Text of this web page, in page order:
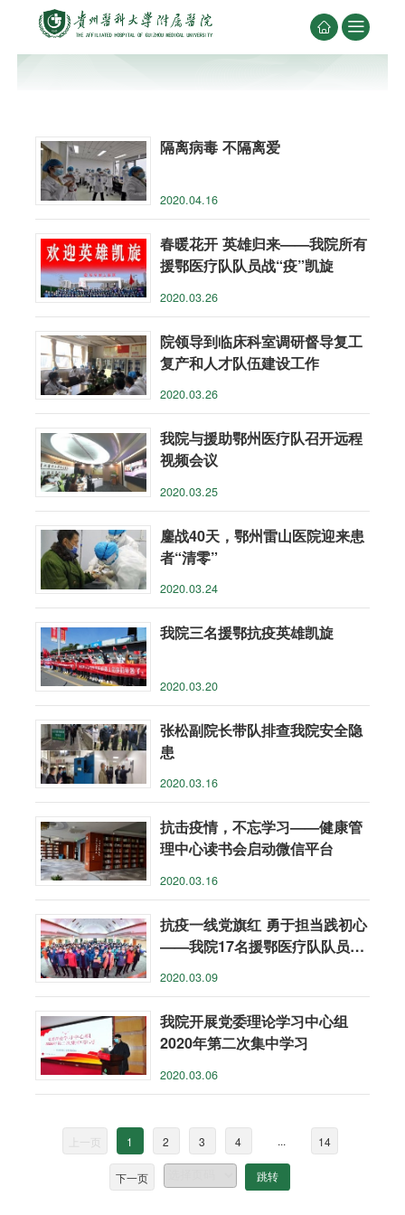
 
隔离病毒 不隔离爱
2020.04.16
春暖花开 英雄归来——我院所有
援鄂医疗队队员战“疫”凯旋
2020.03.26
院领导到临床科室调研督导复工
复产和人才队伍建设工作
2020.03.26
我院与援助鄂州医疗队召开远程
视频会议
2020.03.25
鏖战40天，鄂州雷山医院迎来患
者“清零”
2020.03.24
我院三名援鄂抗疫英雄凯旋
2020.03.20
张松副院长带队排查我院安全隐
患
2020.03.16
抗击疫情，不忘学习——健康管
理中心读书会启动微信平台
2020.03.16
抗疫一线党旗红 勇于担当践初心
——我院17名援鄂医疗队队员火
2020.03.09
我院开展党委理论学习中心组
2020年第二次集中学习
2020.03.06
上一页 1 2 3 4 ... 14
下一页 跳转